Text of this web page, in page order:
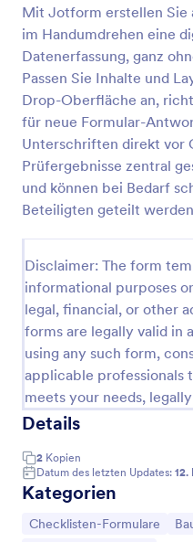
Mit Jotform erstellen Sie
im Handumdrehen eine
Datenerfassung, ganz
Passen Sie Inhalte und
Drop-Oberfläche an,
für neue Formular-
Unterschriften direkt vor
Prüfergebnisse zentral
und können bei Bedarf
Beteiligten geteilt
Disclaimer: The form
informational purposes
legal, financial, or other
forms are legally valid in
using any such form,
applicable professionals
meets your needs,
Details
2 Kopien
Datum des letzten Updates: 12.
Kategorien
Zur Kategorie:
Checklisten-Formulare
Checkliste Urlaub
Eine Vorlage für eine
Einzelpersonen
zu behalten.
Go to Category:
Checklisten-Formulare